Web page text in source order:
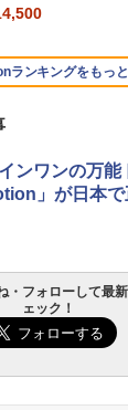
Vivobook 15
搭載 Windows
ワイエットブル
ランキングをもっ
AIパスポート公
ですべて身につ
ザイン入門講座［
Kindle - 目
、大きな画面で
ッテリー、6イ
Paperwhite
自動調整、色調
ンワンの万能
」が日本
・フォローして最
ェック！